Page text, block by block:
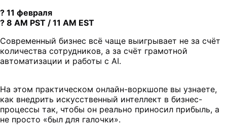
? 11 февраля
? 8 АM PST / 11 АM EST
Современный бизнес всё чаще выигрывает не за счёт
количества сотрудников, а за счёт грамотной
автоматизации и работы с AI.
На этом практическом онлайн-воркшопе вы узнаете,
как внедрить искусственный интеллект в бизнес-
процессы так, чтобы он реально приносил прибыль, а
не просто «был для галочки».